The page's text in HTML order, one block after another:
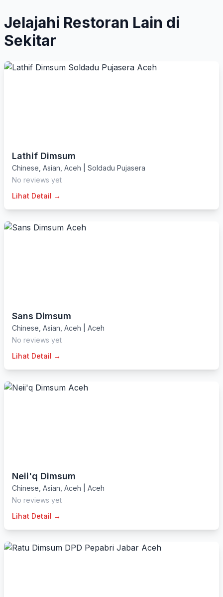
Jelajahi Restoran Lain di
Sekitar
Lathif Dimsum
Chinese Asian Aceh
Soldadu Pujasera
No reviews yet
Lihat Detail →
Sans Dimsum
Chinese Asian Aceh
Aceh
No reviews yet
Lihat Detail →
Neii'q Dimsum
Chinese Asian Aceh
Aceh
No reviews yet
Lihat Detail →